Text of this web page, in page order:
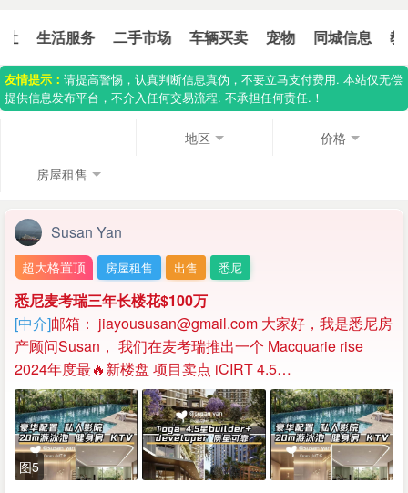
生活服务 二手市场 车辆买卖 宠物 同城信息 教育培
友情提示： 请提高警惕，认真判断信息真伪，不要立马支付费用. 本站仅无偿
提供信息发布平台，不介入任何交易流程. 不承担任何责任.！
房屋租售
地区 价格
Susan Yan
超大格置顶 房屋租售 出售 悉尼
悉尼麦考瑞三年长楼花$100万
[中介]邮箱： jiayoususan@gmail.com 大家好，我是悉尼房
产顾问Susan， 我们在麦考瑞推出一个 Macquarie rise
2024年度最🔥新楼盘 项目卖点 iCIRT 4.5…
图5